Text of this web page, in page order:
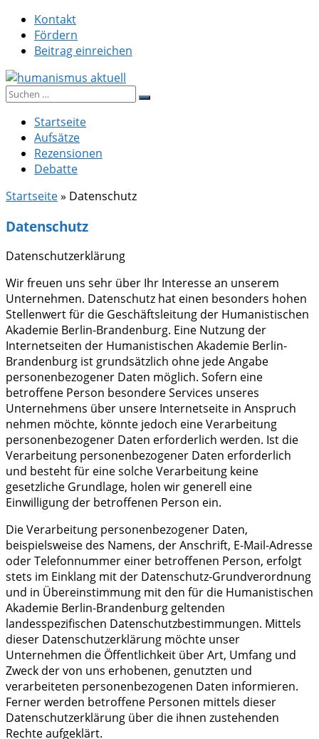
Zum
Inhalt
springen
Kontakt
Fördern
Beitrag einreichen
humanismus aktuell
Suche
Startseite
Aufsätze
Rezensionen
Debatte
Startseite» Datenschutz
Datenschutz
Datenschutzerklärung
Wir freuen uns sehr über Ihr Interesse an unserem
Unternehmen. Datenschutz hat einen besonders hohen
Stellenwert für die Geschäftsleitung der Humanistischen
Akademie Berlin-Brandenburg. Eine Nutzung der
Internetseiten der Humanistischen Akademie Berlin-
Brandenburg ist grundsätzlich ohne jede Angabe
personenbezogener Daten möglich. Sofern eine
betroffene Person besondere Services unseres
Unternehmens über unsere Internetseite in Anspruch
nehmen möchte, könnte jedoch eine Verarbeitung
personenbezogener Daten erforderlich werden. Ist die
Verarbeitung personenbezogener Daten erforderlich
und besteht für eine solche Verarbeitung keine
gesetzliche Grundlage, holen wir generell eine
Einwilligung der betroffenen Person ein.
Die Verarbeitung personenbezogener Daten,
beispielsweise des Namens, der Anschrift, E-Mail-Adresse
oder Telefonnummer einer betroffenen Person, erfolgt
stets im Einklang mit der Datenschutz-Grundverordnung
und in Übereinstimmung mit den für die Humanistischen
Akademie Berlin-Brandenburg geltenden
landesspezifischen Datenschutzbestimmungen. Mittels
dieser Datenschutzerklärung möchte unser
Unternehmen die Öffentlichkeit über Art, Umfang und
Zweck der von uns erhobenen, genutzten und
verarbeiteten personenbezogenen Daten informieren.
Ferner werden betroffene Personen mittels dieser
Datenschutzerklärung über die ihnen zustehenden
Rechte aufgeklärt.